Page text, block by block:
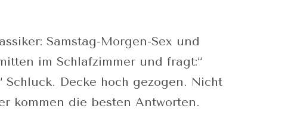
Samstag-Morgen-Sex und
im Schlafzimmer und fragt:“
Schluck. Decke hoch gezogen. Nicht
kommen die besten Antworten.